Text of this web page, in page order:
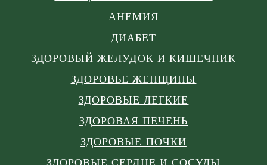
АНЕМИЯ
ДИАБЕТ
ЗДОРОВЫЙ ЖЕЛУДОК И КИШЕЧНИК
ЗДОРОВЬЕ ЖЕНЩИНЫ
ЗДОРОВЫЕ ЛЕГКИЕ
ЗДОРОВАЯ ПЕЧЕНЬ
ЗДОРОВЫЕ ПОЧКИ
ЗДОРОВЫЕ СЕРДЦЕ И СОСУДЫ